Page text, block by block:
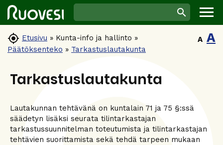
 Etusivu » Kunta-info ja hallinto »
Päätöksenteko » Tarkastuslautakunta
A A
Tarkastuslautakunta
Lautakunnan tehtävänä on kuntalain 71 ja 75 §:ssä
säädetyn lisäksi seurata tilintarkastajan
tarkastussuunnitelman toteutumista ja tilintarkastajan
tehtävien suorittamista sekä tehdä tarpeen mukaan